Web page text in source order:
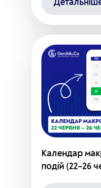
Календар
подій (22–26